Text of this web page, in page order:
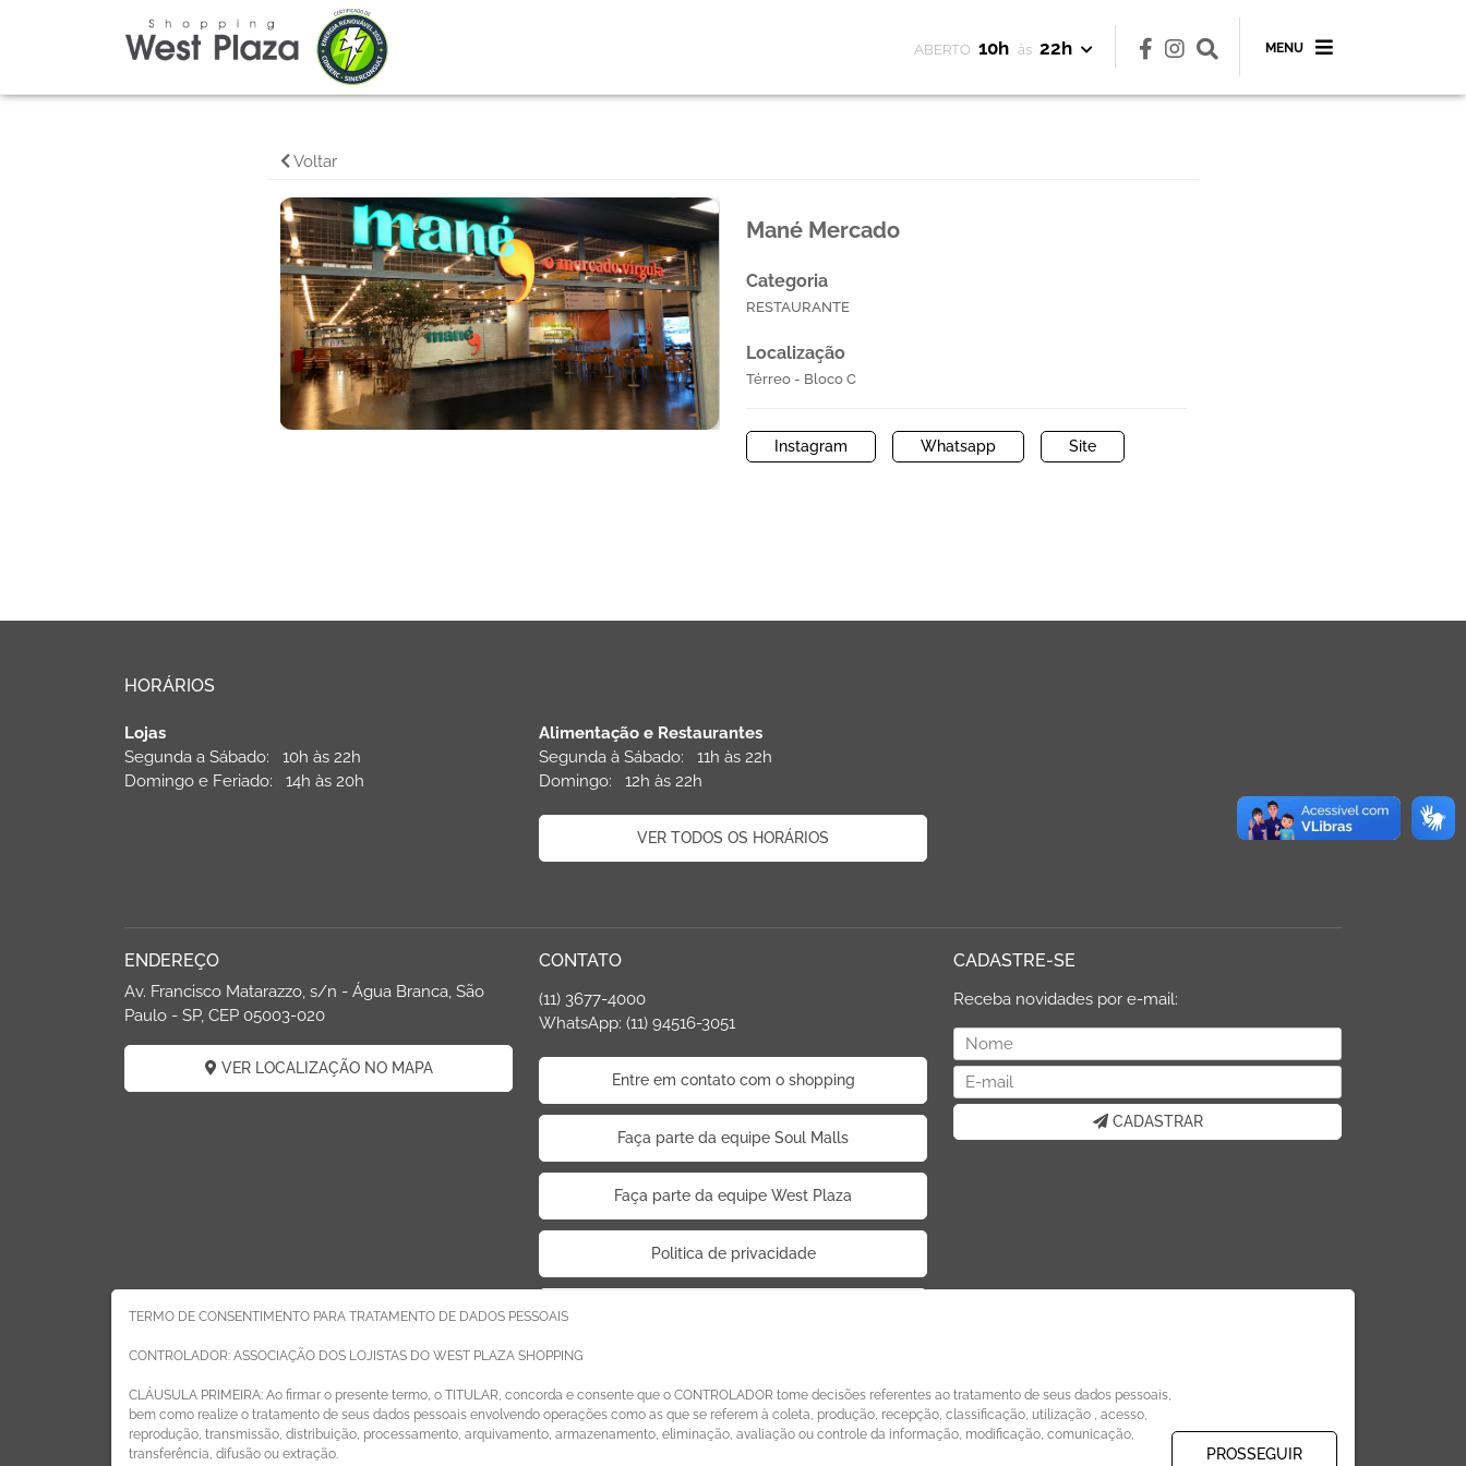
ABERTO 10h às 22h MENU
Voltar
Mané Mercado
Categoria
RESTAURANTE
Localização
Térreo - Bloco C
Instagram Whatsapp Site
TERMO DE CONSENTIMENTO PARA TRATAMENTO DE DADOS PESSOAIS
CONTROLADOR: ASSOCIAÇÃO DOS LOJISTAS DO WEST PLAZA SHOPPING
CLÁUSULA PRIMEIRA: Ao firmar o presente termo, o TITULAR, concorda e consente que o CONTROLADOR tome decisões referentes ao tratamento de seus dados pessoais,
bem como realize o tratamento de seus dados pessoais envolvendo operações como as que se referem à coleta, produção, recepção, classificação, utilização , acesso,
reprodução, transmissão, distribuição, processamento, arquivamento, armazenamento, eliminação, avaliação ou controle da informação, modificação, comunicação,
transferência, difusão ou extração.
PROSSEGUIR
HORÁRIOS
Lojas
Segunda a Sábado: 10h às 22h
Domingo e Feriado: 14h às 20h
Alimentação e Restaurantes
Segunda à Sábado: 11h às 22h
Domingo: 12h às 22h
VER TODOS OS HORÁRIOS
ENDEREÇO
Av. Francisco Matarazzo, s/n - Água Branca, São
Paulo - SP, CEP 05003-020
VER LOCALIZAÇÃO NO MAPA
CONTATO
(11) 3677-4000
WhatsApp: (11) 94516-3051
Entre em contato com o shopping
Faça parte da equipe Soul Malls
Faça parte da equipe West Plaza
Politica de privacidade
CADASTRE-SE
Receba novidades por e-mail:
CADASTRAR